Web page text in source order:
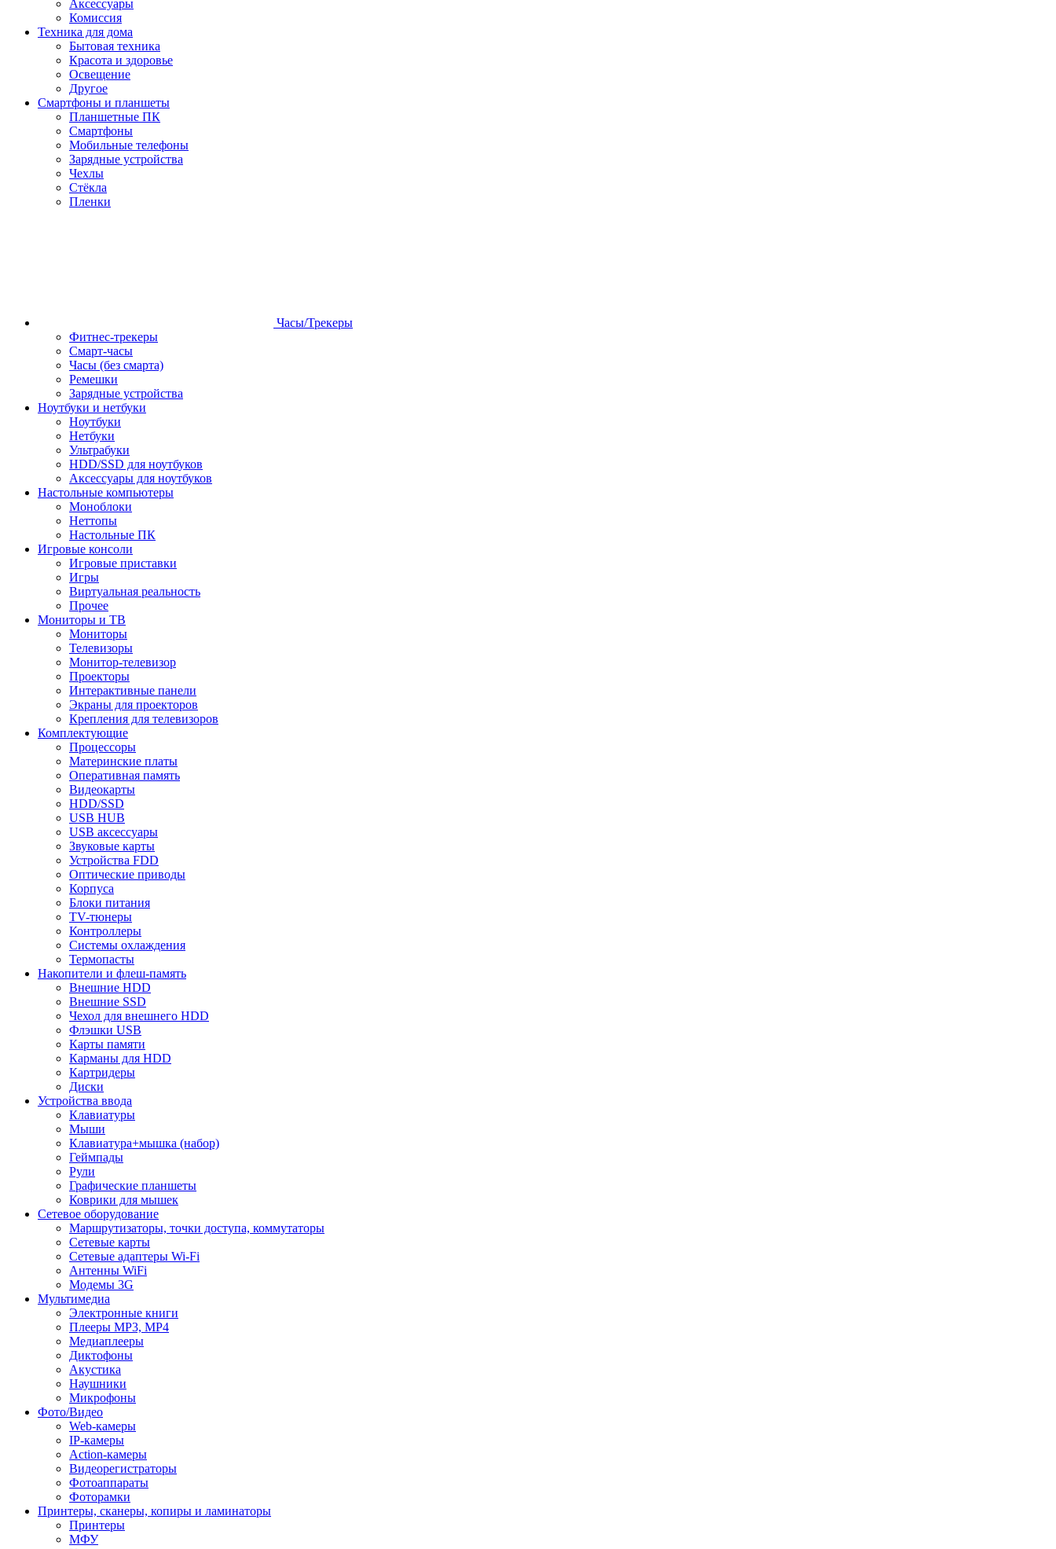
Аксессуары
Комиссия
Техника для дома
Бытовая техника
Красота и здоровье
Освещение
Другое
Смартфоны и планшеты
Планшетные ПК
Смартфоны
Мобильные телефоны
Зарядные устройства
Чехлы
Стёкла
Пленки
Часы/Трекеры
Фитнес-трекеры
Смарт-часы
Часы (без смарта)
Ремешки
Зарядные устройства
Ноутбуки и нетбуки
Ноутбуки
Нетбуки
Ультрабуки
HDD/SSD для ноутбуков
Аксессуары для ноутбуков
Настольные компьютеры
Моноблоки
Неттопы
Настольные ПК
Игровые консоли
Игровые приставки
Игры
Виртуальная реальность
Прочее
Мониторы и ТВ
Мониторы
Телевизоры
Монитор-телевизор
Проекторы
Интерактивные панели
Экраны для проекторов
Крепления для телевизоров
Комплектующие
Процессоры
Материнские платы
Оперативная память
Видеокарты
HDD/SSD
USB HUB
USB аксессуары
Звуковые карты
Устройства FDD
Оптические приводы
Корпуса
Блоки питания
TV-тюнеры
Контроллеры
Системы охлаждения
Термопасты
Накопители и флеш-память
Внешние HDD
Внешние SSD
Чехол для внешнего HDD
Флэшки USB
Карты памяти
Карманы для HDD
Картридеры
Диски
Устройства ввода
Клавиатуры
Мыши
Клавиатура+мышка (набор)
Геймпады
Рули
Графические планшеты
Коврики для мышек
Сетевое оборудование
Маршрутизаторы, точки доступа, коммутаторы
Сетевые карты
Сетевые адаптеры Wi-Fi
Антенны WiFi
Модемы 3G
Мультимедиа
Электронные книги
Плееры MP3, MP4
Медиаплееры
Диктофоны
Акустика
Наушники
Микрофоны
Фото/Видео
Web-камеры
IP-камеры
Action-камеры
Видеорегистраторы
Фотоаппараты
Фоторамки
Принтеры, сканеры, копиры и ламинаторы
Принтеры
МФУ